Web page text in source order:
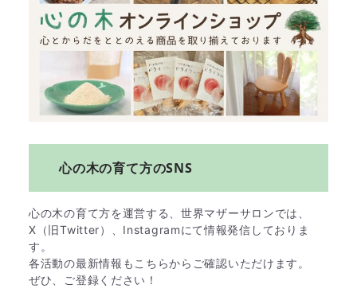
心の木の育て方のSNS
心の木の育て方を運営する、世界マザーサロンでは、
X（旧Twitter）、Instagramにて情報発信しておりま
す。
各活動の最新情報もこちらからご確認いただけます。
ぜひ、ご登録ください！